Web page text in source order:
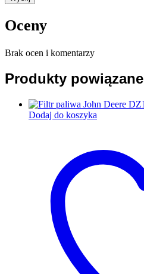
Oceny
Brak ocen i komentarzy
Produkty powiązane
Dodaj do koszyka